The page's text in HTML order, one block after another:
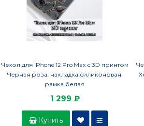
Чехол для iPhone 12 Pro Max с 3D принтом
Черная роза, накладка силиконовая,
рамка белая
1 299 ₽
Купить